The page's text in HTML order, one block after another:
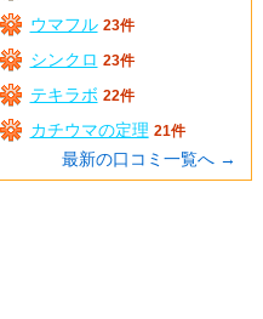
ウマフル 23件
シンクロ 23件
テキラボ 22件
カチウマの定理 21件
最新の口コミ一覧へ →